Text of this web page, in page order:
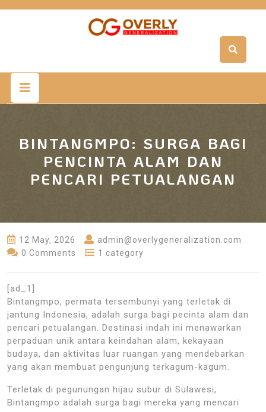
BINTANGMPO: SURGA BAGI
PENCINTA ALAM DAN
PENCARI PETUALANGAN
12 May, 2026
admin@overlygeneralization.com
0 Comments
1 category
[ad_1]
Bintangmpo, permata tersembunyi yang terletak di
jantung Indonesia, adalah surga bagi pecinta alam dan
pencari petualangan. Destinasi indah ini menawarkan
perpaduan unik antara keindahan alam, kekayaan
budaya, dan aktivitas luar ruangan yang mendebarkan
yang akan membuat pengunjung terkagum-kagum.
Terletak di pegunungan hijau subur di Sulawesi,
Bintangmpo adalah surga bagi mereka yang mencari